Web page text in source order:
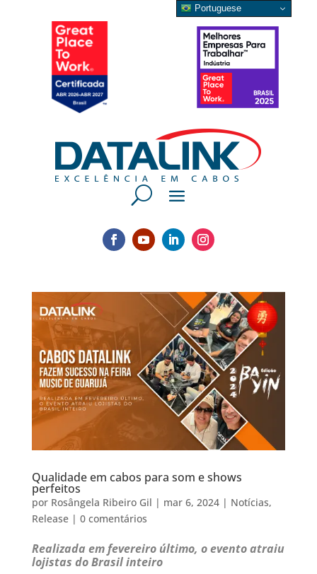
Qualidade em cabos para som e shows
perfeitos
por Rosângela Ribeiro Gil | mar 6, 2024| Notícias,
Release| 0 comentários
Realizada em fevereiro último, o evento atraiu
lojistas do Brasil inteiro
Portuguese